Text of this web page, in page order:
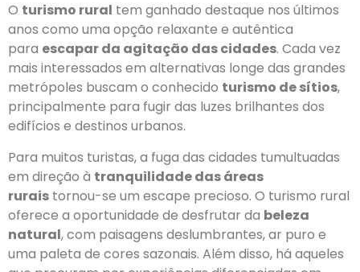
O turismo rural tem ganhado destaque nos últimos
anos como uma opção relaxante e autêntica
para escapar da agitação das cidades. Cada vez
mais interessados em alternativas longe das grandes
metrópoles buscam o conhecido turismo de sítios,
principalmente para fugir das luzes brilhantes dos
edifícios e destinos urbanos.
Para muitos turistas, a fuga das cidades tumultuadas
em direção à tranquilidade das áreas
rurais tornou-se um escape precioso. O turismo rural
oferece a oportunidade de desfrutar da beleza
natural, com paisagens deslumbrantes, ar puro e
uma paleta de cores sazonais. Além disso, há aqueles